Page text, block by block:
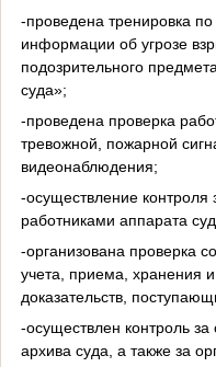
-проведена тренировка
информации об угрозе
подозрительного
суда»;
-проведена проверка
тревожной, пожарной
видеонаблюдения;
-осуществление контроля
работниками аппарата
-организована проверка
учета, приема, хранения
доказательств,
-осуществлен контроль
архива суда, а также за